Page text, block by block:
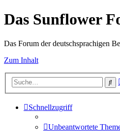
Das Sunflower
Das Forum der deutschsprachigen
Zum Inhalt
Schnellzugriff
Unbeantwortete